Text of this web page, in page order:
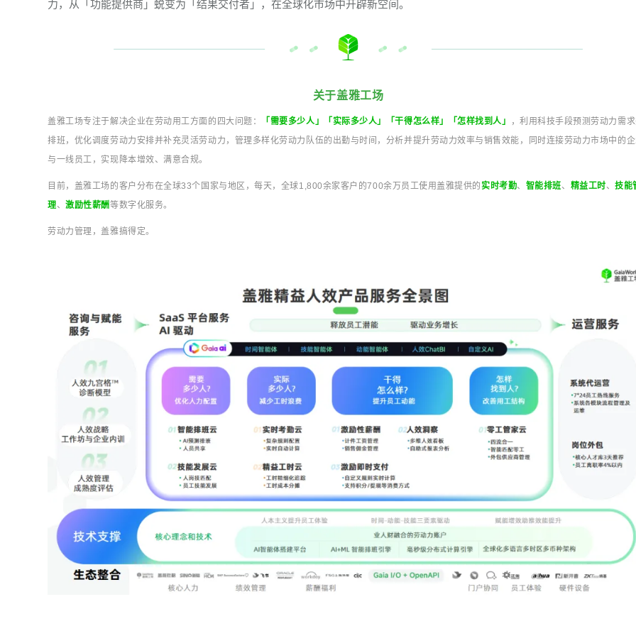
力，从「功能提供商」蜕变为「结果交付者」，在全球化市场中开辟新空间。
关于盖雅工场
盖雅工场专注于解决企业在劳动用工方面的四大问题： 「需要多少人」「实际多少人」「干得怎么样」「怎样找到人」
，利用科技手段预测劳动力需
排班，优化调度劳动力安排并补充灵活劳动力，管理多样化劳动力队伍的出勤与时间，分析并提升劳动力效率与销售效能，同时连接劳动力市场中的
与一线员工，实现降本增效、满意合规。
目前，盖雅工场的客户分布在全球33个国家与地区，每天，全球1,800余家客户的700余万员工使用盖雅提供的实时考勤、 智能排班、 精益工时、技能
理、激励性薪酬等数字化服务。
劳动力管理，盖雅搞得定。